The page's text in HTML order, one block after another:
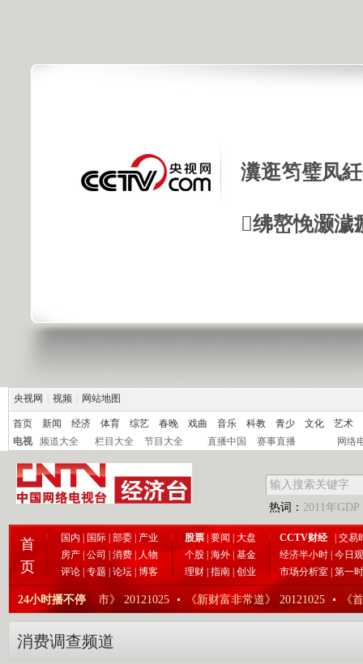
瀵逛笉璧凤
绋嶅悗灏
央视网 视频 网站地图
首页 新闻 经济 体育 综艺 春晚 戏曲 音乐 科教 青少 文化
艺术
电视
频道大全 栏目大全 节目大全 直播中国 赛事直播 网络
热词： 2011年GDP
首
页
国内 | 国际 | 部委 | 产业
房产 | 公司 | 消费 | 人物
评论 | 专题 | 论坛 | 博客
股票 | 要闻 | 大盘
个股 | 海外 | 基金
理财 | 指南 | 创业
CCTV财经 | 交易
经济半小时 | 今日
市场分析室 | 第一
24小时播不停
《今日股市》 20121025 《新财富非常道》 20121025 《首
消费调查频道